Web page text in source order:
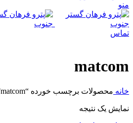
منو
تماس
matcom
خانه محصولات برچسب خورده “matcom”
نمایش یک نتیجه